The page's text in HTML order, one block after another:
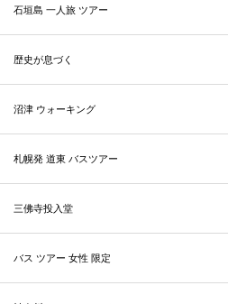
石垣島 一人旅 ツアー
歴史が息づく
沼津 ウォーキング
札幌発 道東 バスツアー
三佛寺投入堂
バス ツアー 女性 限定